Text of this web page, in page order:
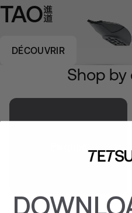
TAO
DÉCOUVRIR
Shop